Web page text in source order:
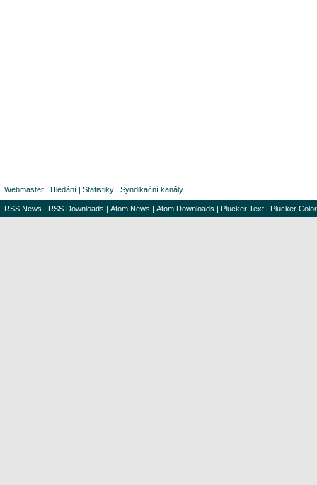
Webmaster | Hledání | Statistiky | Syndikační kanály
RSS News | RSS Downloads | Atom News | Atom Downloads | Plucker Text | Plucker Color